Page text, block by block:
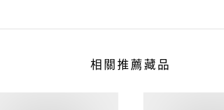
相關推薦藏品